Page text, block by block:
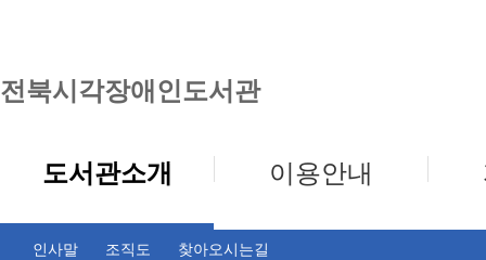
전북시각장애인도서관
도서관소개
인사말 조직도 찾아오시는길
이용안내